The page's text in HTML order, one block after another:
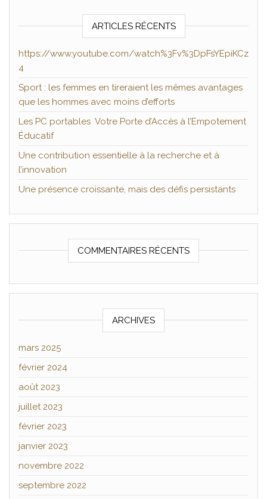
ARTICLES RÉCENTS
https://www.youtube.com/watch%3Fv%3DpFsYEpiKCz
4
Sport : les femmes en tireraient les mêmes avantages
que les hommes avec moins d’efforts
Les PC portables Votre Porte d’Accès à l’Empotement
Éducatif
Une contribution essentielle à la recherche et à
l’innovation
Une présence croissante, mais des défis persistants
COMMENTAIRES RÉCENTS
ARCHIVES
mars 2025
février 2024
août 2023
juillet 2023
février 2023
janvier 2023
novembre 2022
septembre 2022